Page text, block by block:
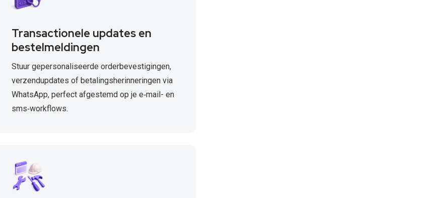
Transactionele updates en
bestelmeldingen
Stuur gepersonaliseerde orderbevestigingen,
verzendupdates of betalingsherinneringen via
WhatsApp, perfect afgestemd op je e‑mail- en
sms‑workflows.